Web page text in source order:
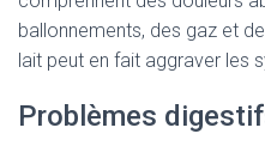
ballonnements, des gaz et
lait peut en fait aggraver les
Problèmes